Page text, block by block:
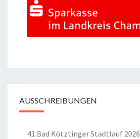
AUSSCHREIBUNGEN
41.Bad Kötztinger Stadtlauf 2026